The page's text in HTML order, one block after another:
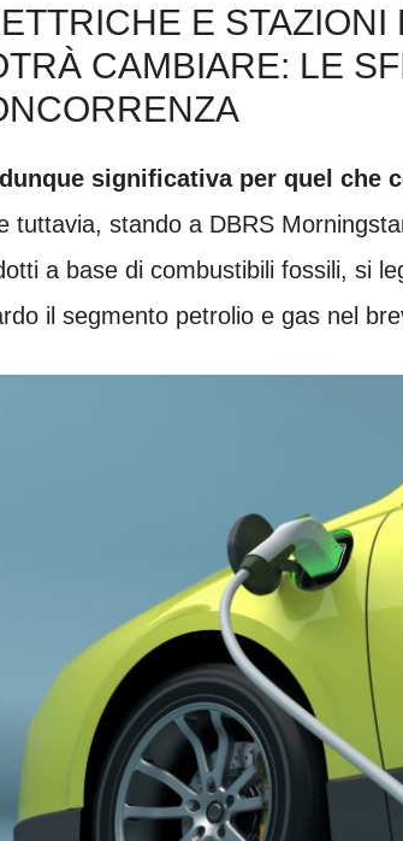
E
CAMBIARE: LE
significativa per quel che
tuttavia, stando a DBRS
a base di combustibili fossili, si
il segmento petrolio e gas nel